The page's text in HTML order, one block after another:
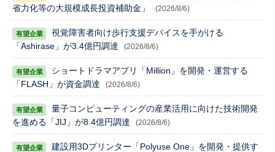
省力化等の大規模成長投資補助金」
(2026/8/6)
視覚障害者向け歩行支援デバイスを手がける
「Ashirase」が3.4億円調達
(2026/8/6)
ショートドラマアプリ「Million」を開発・運営する
「FLASH」が資金調達
(2026/8/6)
量子コンピューティングの産業活用に向けた技術開発
を進める「JIJ」が8.4億円調達
(2026/8/6)
建設用3Dプリンター「Polyuse One」を開発・提供す